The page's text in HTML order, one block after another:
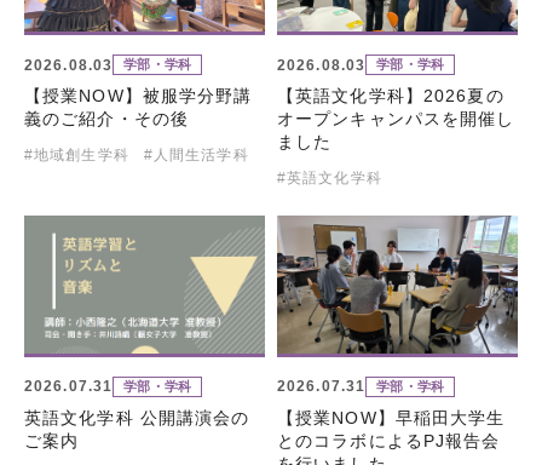
2026.08.03 学部・学科
【授業NOW】被服学分野講
義のご紹介・その後
#地域創生学科 #人間生活学科
2026.08.03 学部・学科
【英語文化学科】2026夏の
オープンキャンパスを開催し
ました
#英語文化学科
2026.07.31 学部・学科
英語文化学科 公開講演会の
ご案内
2026.07.31 学部・学科
【授業NOW】早稲田大学生
とのコラボによるPJ報告会